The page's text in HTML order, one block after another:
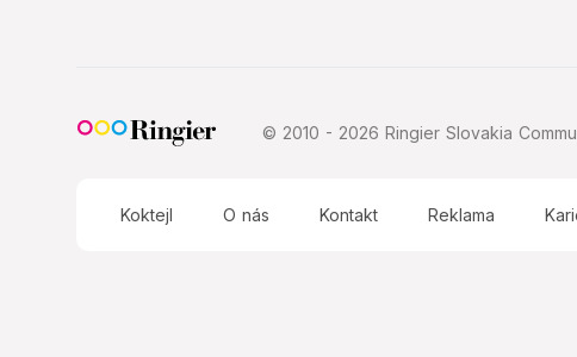
© 2010 - 2026 Ringier Slovakia
Koktejl O nás Kontakt Reklama